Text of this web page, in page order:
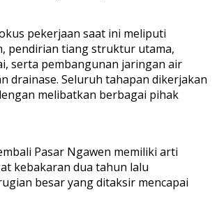
pekerjaan saat ini meliputi
pendirian tiang struktur utama,
serta pembangunan jaringan air
drainase. Seluruh tahapan dikerjakan
melibatkan berbagai pihak
Pasar Ngawen memiliki arti
kebakaran dua tahun lalu
besar yang ditaksir mencapai